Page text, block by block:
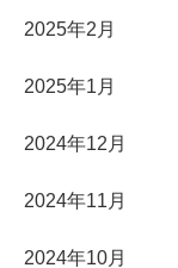
2025年2月
2025年1月
2024年12月
2024年11月
2024年10月